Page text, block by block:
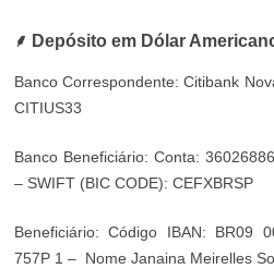
⸙ Depósito em Dólar
Banco Correspondente: Citibank
CITIUS33
Banco Beneficiário: Conta:
– SWIFT (BIC CODE): CEFXBRSP
Beneficiário: Código IBAN: BR09
757P 1 – Nome Janaina Meirelles